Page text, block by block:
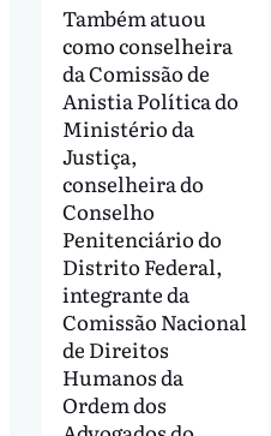
Também atuou
como conselheira
da Comissão de
Anistia Política do
Ministério da
Justiça,
conselheira do
Conselho
Penitenciário do
Distrito Federal,
integrante da
Comissão Nacional
de Direitos
Humanos da
Ordem dos